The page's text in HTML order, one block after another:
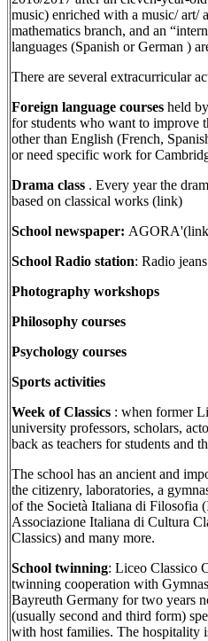
music) enriched with a music/ art/
mathematics branch, and an
languages (Spanish or German )
There are several extracurricular
Foreign language courses held
for students who want to improve
other than English (French,
or need specific work for
Drama class . Every year the
based on classical works (link)
School newspaper:
School Radio station: Radio
Photography workshops
Philosophy courses
Psychology courses
Sports activities
Week of Classics : when former
university professors, scholars,
back as teachers for students and
The school has an ancient and
the citizenry, laboratories, a
of the Società Italiana di Filosofia
Associazione Italiana di Cultura
Classics) and many more.
School twinning: Liceo Classico
twinning cooperation with
Bayreuth Germany for two years
(usually second and third form)
with host families. The